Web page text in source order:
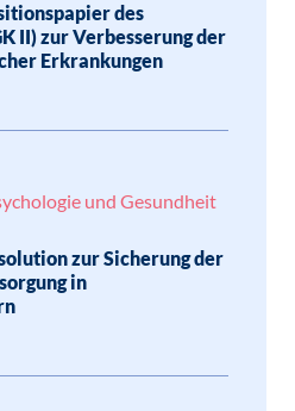
des
II) zur Verbesserung der
Erkrankungen
und Gesundheit
zur Sicherung der
in